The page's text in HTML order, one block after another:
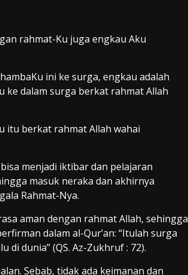
rahmat-Ku juga engkau Aku
ini ke surga, engkau adalah
ke dalam surga berkat rahmat Allah
itu berkat rahmat Allah wahai
menjadi iktibar dan pelajaran
masuk neraka dan akhirnya
Rahmat-Nya.
aman dengan rahmat Allah, sehingga
dalam al-Qur’an: “Itulah surga
dunia” (QS. Az-Zukhruf : 72).
Sebab, tidak ada keimanan dan